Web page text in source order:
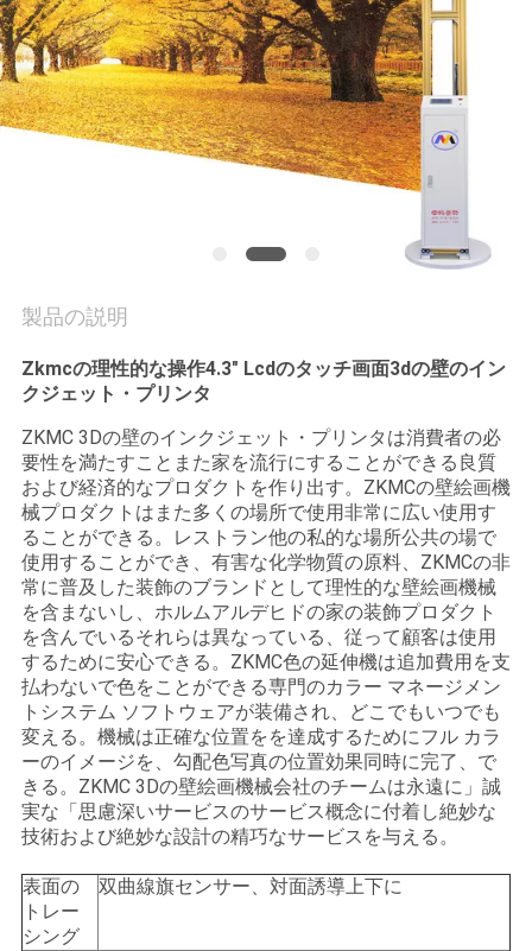
管
理
連
絡
し
な
さ
い
ニ
ュ
ー
ス
場
合
製品の説明
Zkmcの理性的な操作4.3" Lcdのタッチ画面3dの壁のイン
クジェット・プリンタ
ZKMC 3Dの壁のインクジェット・プリンタは消費者の必
要性を満たすことまた家を流行にすることができる良質
および経済的なプロダクトを作り出す。ZKMCの壁絵画機
械プロダクトはまた多くの場所で使用非常に広い使用す
ることができる。レストラン他の私的な場所公共の場で
使用することができ、有害な化学物質の原料、ZKMCの非
常に普及した装飾のブランドとして理性的な壁絵画機械
を含まないし、ホルムアルデヒドの家の装飾プロダクト
を含んでいるそれらは異なっている、従って顧客は使用
するために安心できる。ZKMC色の延伸機は追加費用を支
払わないで色をことができる専門のカラー マネージメン
トシステム ソフトウェアが装備され、どこでもいつでも
変える。機械は正確な位置をを達成するためにフル カラ
ーのイメージを、勾配色写真の位置効果同時に完了、で
きる。ZKMC 3Dの壁絵画機械会社のチームは永遠に」誠
実な「思慮深いサービスのサービス概念に付着し絶妙な
技術および絶妙な設計の精巧なサービスを与える。
表面の
トレー
シング
双曲線旗センサー、対面誘導上下に